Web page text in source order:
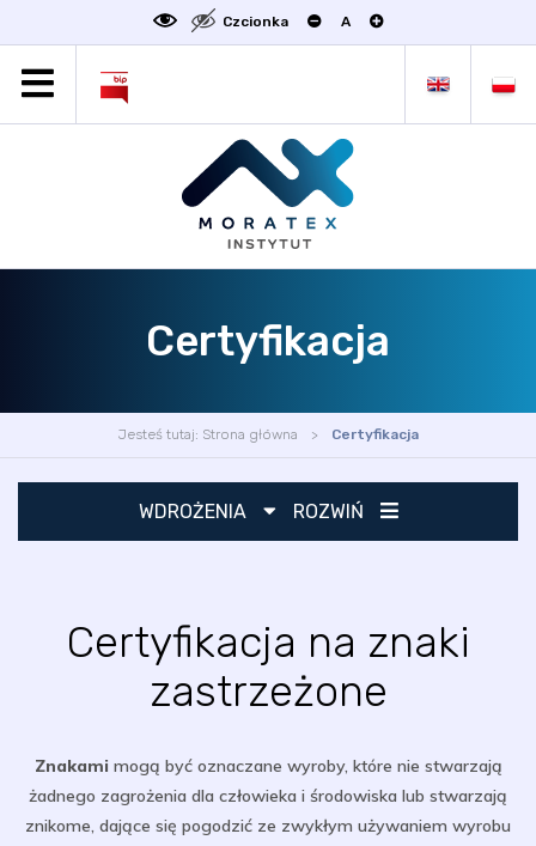
Czcionka A
OGŁOSZENIACertyfikacja
Jesteś tutaj: Strona główna Certyfikacja
WDROŻENIA ROZWIŃ
Certyfikacja na znaki
zastrzeżone
Znakami mogą być oznaczane wyroby, które nie stwarzają
żadnego zagrożenia dla człowieka i środowiska lub stwarzają
znikome, dające się pogodzić ze zwykłym używaniem wyrobu